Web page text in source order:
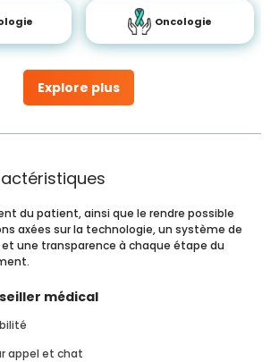
Explore plus
Oncologie
du patient, ainsi que le rendre possible
axées sur la technologie, un système de
une transparence à chaque étape du
médical
appel et chat